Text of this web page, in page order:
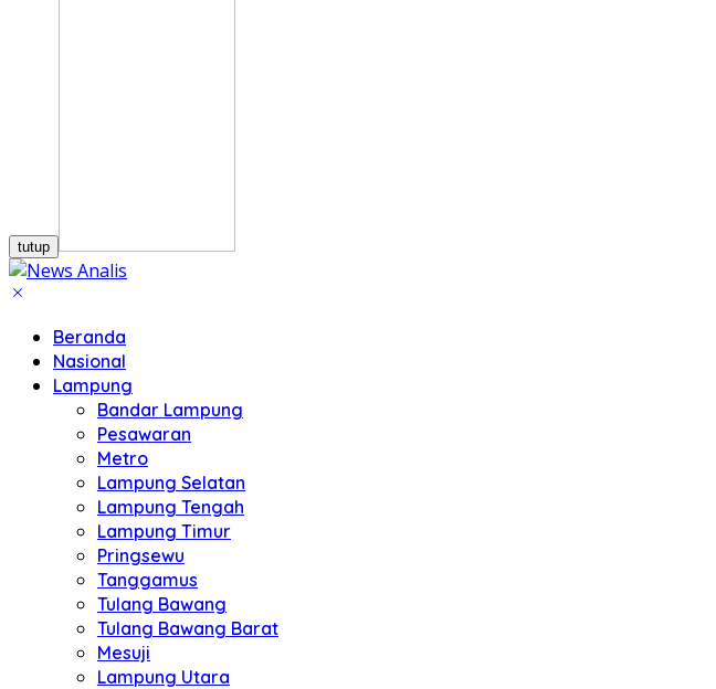
tutup
Beranda
Nasional
Lampung
Bandar Lampung
Pesawaran
Metro
Lampung Selatan
Lampung Tengah
Lampung Timur
Pringsewu
Tanggamus
Tulang Bawang
Tulang Bawang Barat
Mesuji
Lampung Utara